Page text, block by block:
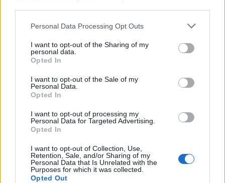
Personal Data Processing Opt Outs
I want to opt-out of the Sharing of my
personal data.
Opted In
I want to opt-out of the Sale of my
Personal Data.
Opted In
I want to opt-out of processing my
Personal Data for Targeted Advertising.
Opted In
I want to opt-out of Collection, Use,
Retention, Sale, and/or Sharing of my
Personal Data that Is Unrelated with the
Purposes for which it was collected.
Opted Out
2.400 EP
24 timer
udbytte: 1 x regnfrakke + 5 x gødning